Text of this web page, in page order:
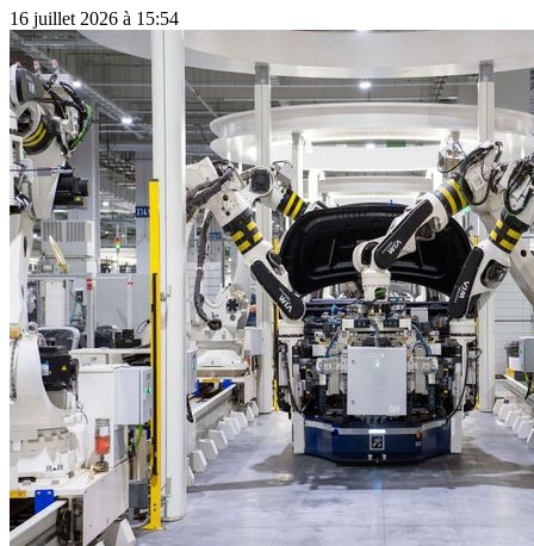
16 juillet 2026 à 15:54